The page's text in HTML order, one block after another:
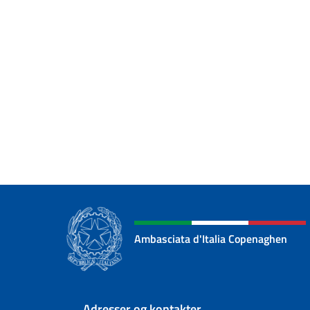
Ambasciata d'Italia Copenaghen